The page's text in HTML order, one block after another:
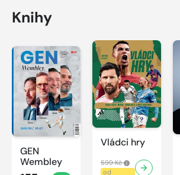
Knihy
GEN
Wembley
Vládci hry
599 Kč
od